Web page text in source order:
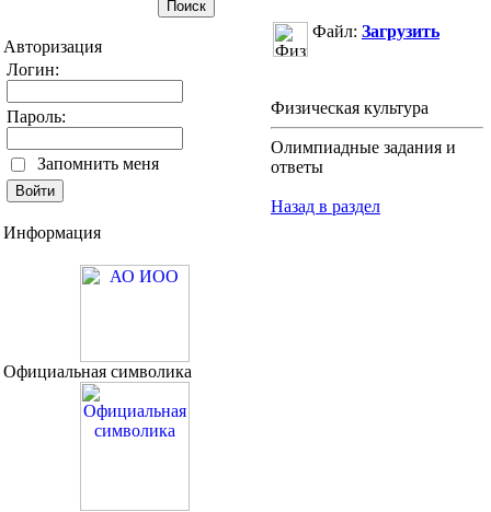
Авторизация
Логин:
Пароль:
Запомнить меня
Информация
Официальная символика
Файл: Загрузить
Физическая культура
Олимпиадные задания и
ответы
Назад в раздел